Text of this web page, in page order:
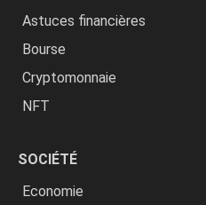
Astuces financières
Bourse
Cryptomonnaie
NFT
SOCIÉTÉ
Economie